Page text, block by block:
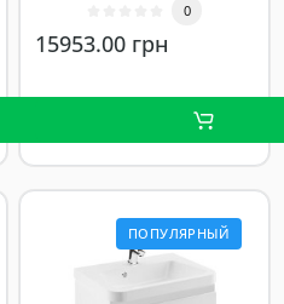
0
15953.00 грн
ПОПУЛЯРНЫЙ